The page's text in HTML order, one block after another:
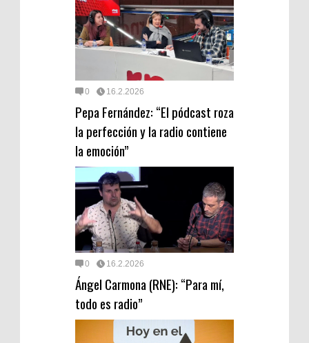
0 16.2.2026
Pepa Fernández: “El pódcast roza
la perfección y la radio contiene
la emoción”
0 16.2.2026
Ángel Carmona (RNE): “Para mí,
todo es radio”